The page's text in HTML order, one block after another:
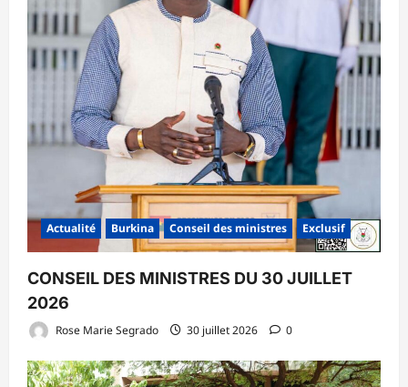
Actualité Burkina Conseil des ministres Exclusif
CONSEIL DES MINISTRES DU 30 JUILLET
2026
Rose Marie Segrado 30 juillet 2026 0